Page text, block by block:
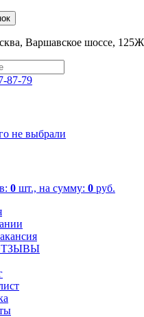
Варшавское шоссе,
87-79
не выбрали
0 шт., на сумму: 0 руб.